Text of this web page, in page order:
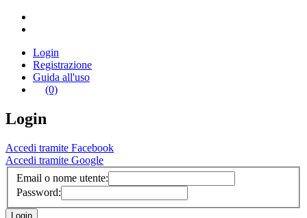
Login
Registrazione
Guida all'uso
(0)
Login
Accedi tramite Facebook
Accedi tramite Google
Email o nome utente:
Password: